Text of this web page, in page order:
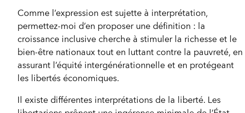
Comme l’expression est sujette à interprétation,
permettez-moi d’en proposer une définition : la
croissance inclusive cherche à stimuler la richesse et le
bien-être nationaux tout en luttant contre la pauvreté, en
assurant l’équité intergénérationnelle et en protégeant
les libertés économiques.
Il existe différentes interprétations de la liberté. Les